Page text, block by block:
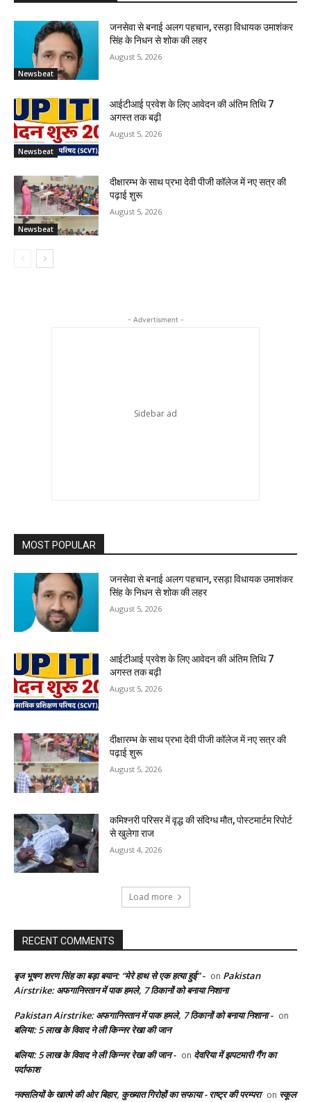
Newsbeat
जनसेवा से बनाई अलग पहचान, रसड़ा विधायक उमाशंकर
सिंह के निधन से शोक की लहर
August 5, 2026
Newsbeat
आईटीआई प्रवेश के लिए आवेदन की अंतिम तिथि 7
अगस्त तक बढ़ी
August 5, 2026
Newsbeat
दीक्षारम्भ के साथ प्रभा देवी पीजी कॉलेज में नए सत्र की
पढ़ाई शुरू
August 5, 2026
- Advertisment -
MOST POPULAR
जनसेवा से बनाई अलग पहचान, रसड़ा विधायक उमाशंकर
सिंह के निधन से शोक की लहर
August 5, 2026
आईटीआई प्रवेश के लिए आवेदन की अंतिम तिथि 7
अगस्त तक बढ़ी
August 5, 2026
दीक्षारम्भ के साथ प्रभा देवी पीजी कॉलेज में नए सत्र की
पढ़ाई शुरू
August 5, 2026
कमिश्नरी परिसर में वृद्ध की संदिग्ध मौत, पोस्टमार्टम रिपोर्ट
से खुलेगा राज
August 4, 2026
Load more
RECENT COMMENTS
बृज भूषण शरण सिंह का बड़ा बयान: “मेरे हाथ से एक हत्या हुई” - on Pakistan
Airstrike: अफगानिस्तान में पाक हमले, 7 ठिकानों को बनाया निशाना
Pakistan Airstrike: अफगानिस्तान में पाक हमले, 7 ठिकानों को बनाया निशाना - on
बलिया: 5 लाख के विवाद ने ली किन्नर रेखा की जान
बलिया: 5 लाख के विवाद ने ली किन्नर रेखा की जान - on देवरिया में झपटमारी गैंग का
पर्दाफाश
नक्सलियों के खात्मे की ओर बिहार, कुख्यात गिरोहों का सफाया - राष्ट्र की परम्परा on स्कूल